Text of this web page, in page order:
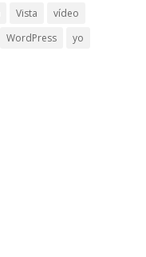
Vista
vídeo
WordPress
yo